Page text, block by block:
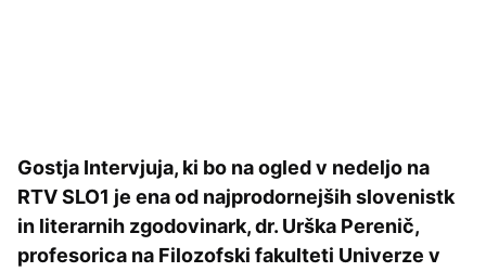
Gostja Intervjuja, ki bo na ogled v nedeljo na
RTV SLO1 je ena od najprodornejših slovenistk
in literarnih zgodovinark, dr. Urška Perenič,
profesorica na Filozofski fakulteti Univerze v